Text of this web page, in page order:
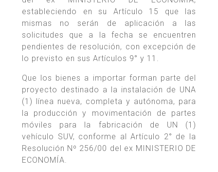
estableciendo en su Artículo 15 que las
mismas no serán de aplicación a las
solicitudes que a la fecha se encuentren
pendientes de resolución, con excepción de
lo previsto en sus Artículos 9° y 11.
Que los bienes a importar forman parte del
proyecto destinado a la instalación de UNA
(1) línea nueva, completa y autónoma, para
la producción y movimentación de partes
móviles para la fabricación de UN (1)
vehículo SUV, conforme al Artículo 2° de la
Resolución Nº 256/00 del ex MINISTERIO DE
ECONOMÍA.